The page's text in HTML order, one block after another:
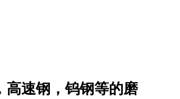
高速钢，钨钢等的磨